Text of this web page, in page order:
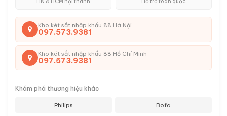
Kho két sắt nhập khẩu 88 Hà Nội
097.573.9381
Kho két sắt nhập khẩu 88 Hồ Chí Minh
097.573.9381
Khám phá thương hiệu khác
Philips Bofa